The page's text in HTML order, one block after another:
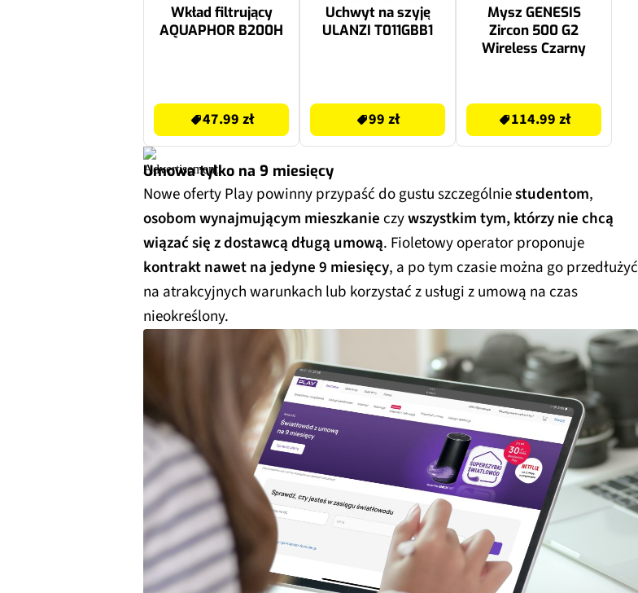
Wkład filtrujący
AQUAPHOR B200H
47.99 zł
Uchwyt na szyję
ULANZI T011GBB1
99 zł
Mysz GENESIS
Zircon 500 G2
Wireless Czarny
114.99 zł
Umowa tylko na 9 miesięcy
Nowe oferty Play powinny przypaść do gustu szczególniestudentom,
osobom wynajmującym mieszkanieczywszystkim tym, którzy nie chcą
wiązać się z dostawcą długą umową. Fioletowy operator proponuje
kontrakt nawet na jedyne 9 miesięcy, a po tym czasie można go przedłużyć
na atrakcyjnych warunkach lub korzystać z usługi z umową na czas
nieokreślony.